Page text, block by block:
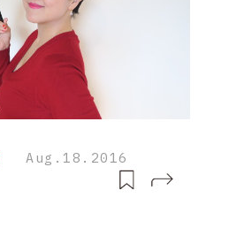
Aug.18.2016